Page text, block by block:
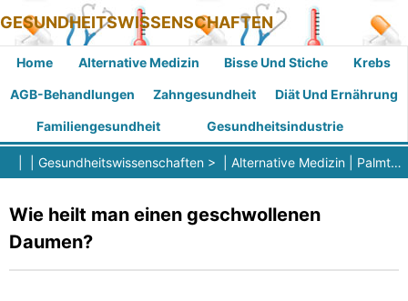
GESUNDHEITSWISSENSCHAFTEN
Home Alternative Medizin Bisse Und Stiche Krebs
AGB-Behandlungen Zahngesundheit Diät Und Ernährung
Familiengesundheit Gesundheitsindustrie
Gesundheitswissenschaften > | Alternative Medizin Palmtherapie
Wie heilt man einen geschwollenen
Daumen?